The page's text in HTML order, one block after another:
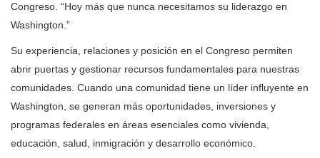
Congreso. “Hoy más que nunca necesitamos su liderazgo en
Washington.”
Su experiencia, relaciones y posición en el Congreso permiten
abrir puertas y gestionar recursos fundamentales para nuestras
comunidades. Cuando una comunidad tiene un líder influyente en
Washington, se generan más oportunidades, inversiones y
programas federales en áreas esenciales como vivienda,
educación, salud, inmigración y desarrollo económico.